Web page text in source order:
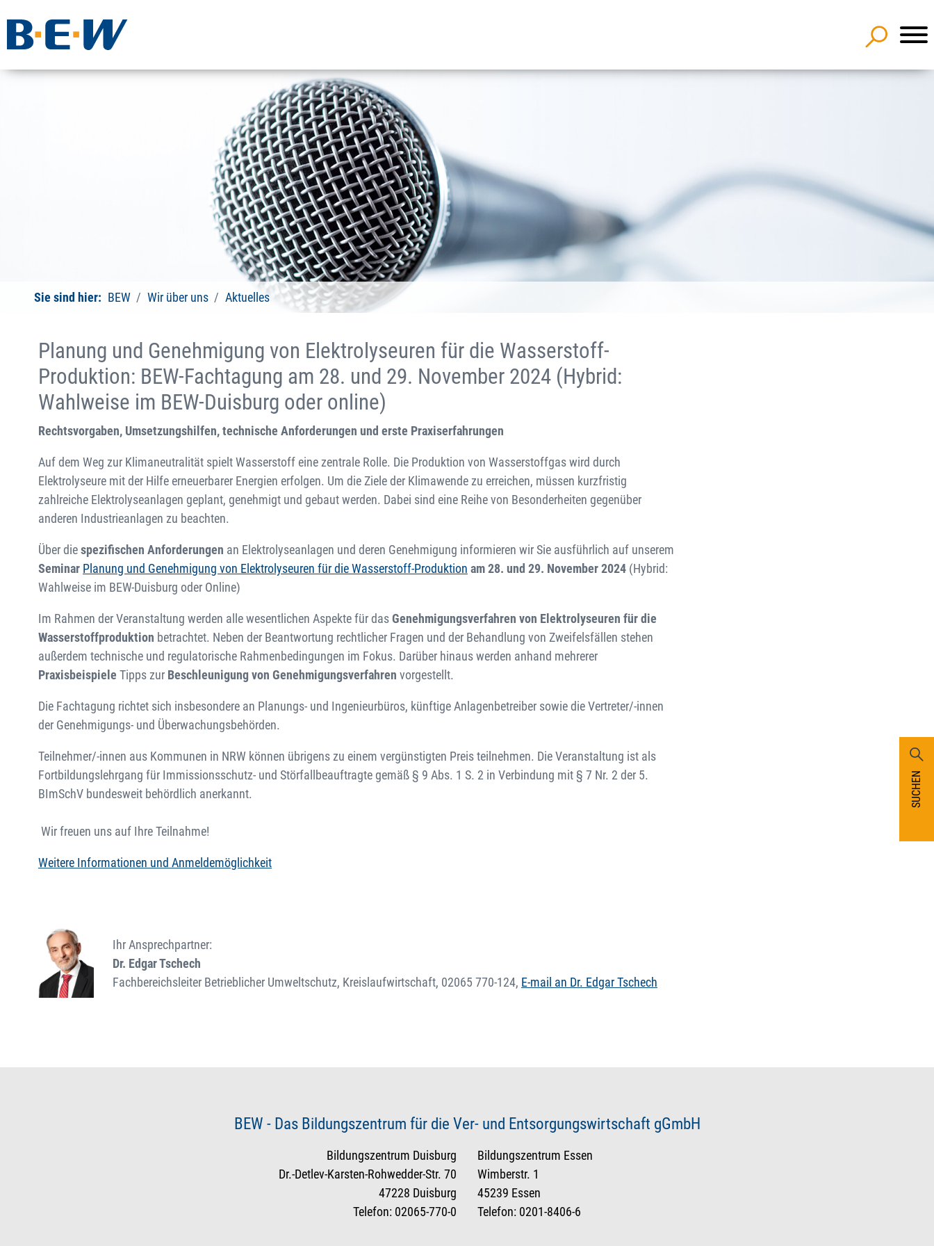
SUCHEN
Sie sind hier: BEW Wir über uns Aktuelles
Planung und Genehmigung von Elektrolyseuren für die Wasserstoff-
Produktion: BEW-Fachtagung am 28. und 29. November 2024 (Hybrid:
Wahlweise im BEW-Duisburg oder online)
Rechtsvorgaben, Umsetzungshilfen, technische Anforderungen und erste Praxiserfahrungen
Auf dem Weg zur Klimaneutralität spielt Wasserstoff eine zentrale Rolle. Die Produktion von Wasserstoffgas wird durch
Elektrolyseure mit der Hilfe erneuerbarer Energien erfolgen. Um die Ziele der Klimawende zu erreichen, müssen kurzfristig
zahlreiche Elektrolyseanlagen geplant, genehmigt und gebaut werden. Dabei sind eine Reihe von Besonderheiten gegenüber
anderen Industrieanlagen zu beachten.
Über diespezifischen Anforderungen an Elektrolyseanlagen und deren Genehmigung informieren wir Sie ausführlich auf unserem
Seminar Planung und Genehmigung von Elektrolyseuren für die Wasserstoff-Produktion am 28. und 29. November 2024 (Hybrid:
Wahlweise im BEW-Duisburg oder Online)
Im Rahmen der Veranstaltung werden alle wesentlichen Aspekte für dasGenehmigungsverfahren von Elektrolyseuren für die
Wasserstoffproduktion betrachtet. Neben der Beantwortung rechtlicher Fragen und der Behandlung von Zweifelsfällen stehen
außerdem technische und regulatorische Rahmenbedingungen im Fokus. Darüber hinaus werden anhand mehrerer
Praxisbeispiele Tipps zur Beschleunigung von Genehmigungsverfahren vorgestellt.
Die Fachtagung richtet sich insbesondere an Planungs- und Ingenieurbüros, künftige Anlagenbetreiber sowie die Vertreter/-innen
der Genehmigungs- und Überwachungsbehörden.
Teilnehmer/-innen aus Kommunen in NRW können übrigens zu einem vergünstigten Preis teilnehmen. Die Veranstaltung ist als
Fortbildungslehrgang für Immissionsschutz- und Störfallbeauftragte gemäß § 9 Abs. 1 S. 2 in Verbindung mit § 7 Nr. 2 der 5.
BImSchV bundesweit behördlich anerkannt.
Wir freuen uns auf Ihre Teilnahme!
Weitere Informationen und Anmeldemöglichkeit
Ihr Ansprechpartner:
Dr. Edgar Tschech
Fachbereichsleiter Betrieblicher Umweltschutz, Kreislaufwirtschaft, 02065 770-124, E-mail an Dr. Edgar Tschech
BEW - Das Bildungszentrum für die Ver- und Entsorgungswirtschaft gGmbH
Bildungszentrum Duisburg
Dr.-Detlev-Karsten-Rohwedder-Str. 70
47228 Duisburg
Telefon: 02065-770-0
Bildungszentrum Essen
Wimberstr. 1
45239 Essen
Telefon: 0201-8406-6